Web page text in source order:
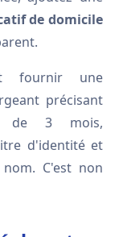
de domicile
fournir une
précisant
de 3 mois,
d'identité et
C'est non